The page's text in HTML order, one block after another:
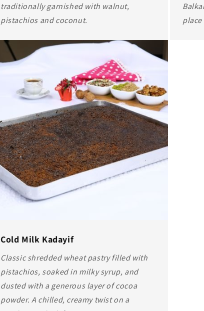
traditionally garnished with walnut,
pistachios and coconut.
Cold Milk Kadayif
Classic shredded wheat pastry filled with
pistachios, soaked in milky syrup, and
dusted with a generous layer of cocoa
powder. A chilled, creamy twist on a